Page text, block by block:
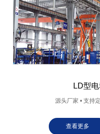
LD型
源头厂家 • 支持
查看更多